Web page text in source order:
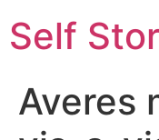
Self
Averes